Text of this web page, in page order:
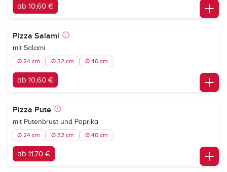
ab 10,60 €
Pizza Salami
mit Salami
Ø 24 cm Ø 32 cm Ø 40 cm
ab 10,60 €
Pizza Pute
mit Putenbrust und Paprika
Ø 24 cm Ø 32 cm Ø 40 cm
ab 11,70 €